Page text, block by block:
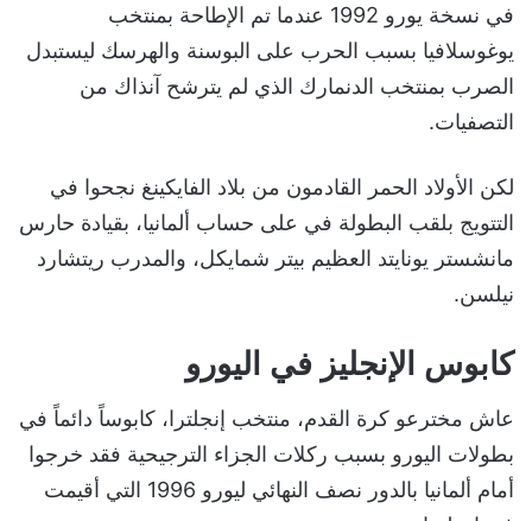
في نسخة يورو 1992 عندما تم الإطاحة بمنتخب
يوغوسلافيا بسبب الحرب على البوسنة والهرسك ليستبدل
الصرب بمنتخب الدنمارك الذي لم يترشح آنذاك من
التصفيات.
لكن الأولاد الحمر القادمون من بلاد الفايكينغ نجحوا في
التتويج بلقب البطولة في على حساب ألمانيا، بقيادة حارس
مانشستر يونايتد العظيم بيتر شمايكل، والمدرب ريتشارد
نيلسن.
كابوس الإنجليز في اليورو
عاش مخترعو كرة القدم، منتخب إنجلترا، كابوساً دائماً في
بطولات اليورو بسبب ركلات الجزاء الترجيحية فقد خرجوا
أمام ألمانيا بالدور نصف النهائي ليورو 1996 التي أقيمت